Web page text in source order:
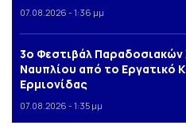
07.08.2026 - 1:36 μμ
3o Φεστιβάλ Παραδοσιακών
Ναυπλίου από το Εργατικό
Ερμιονίδας
07.08.2026 - 1:35 μμ